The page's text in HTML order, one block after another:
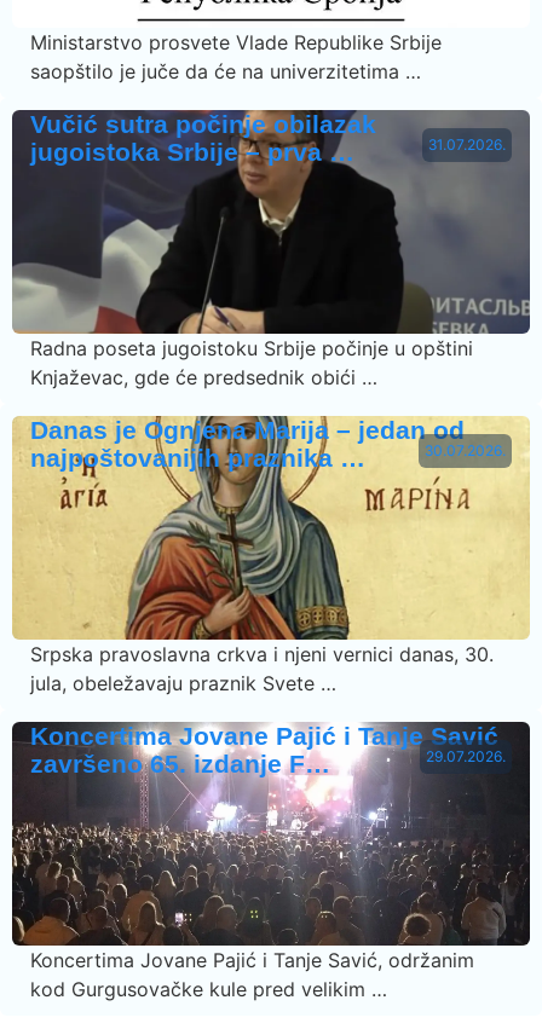
Ministarstvo prosvete Vlade Republike Srbije
saopštilo je juče da će na univerzitetima …
31.07.2026.
Vučić sutra počinje obilazak
jugoistoka Srbije – prva …
Radna poseta jugoistoku Srbije počinje u opštini
Knjaževac, gde će predsednik obići …
30.07.2026.
Danas je Ognjena Marija – jedan od
najpoštovanijih praznika …
Srpska pravoslavna crkva i njeni vernici danas, 30.
jula, obeležavaju praznik Svete …
29.07.2026.
Koncertima Jovane Pajić i Tanje Savić
završeno 65. izdanje F…
Koncertima Jovane Pajić i Tanje Savić, održanim
kod Gurgusovačke kule pred velikim …